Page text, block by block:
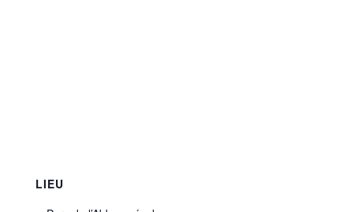
LIEU